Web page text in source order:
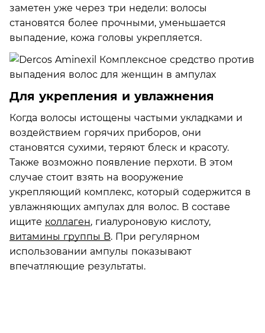
заметен уже через три недели: волосы
становятся более прочными, уменьшается
выпадение, кожа головы укрепляется.
Для укрепления и увлажнения
Когда волосы истощены частыми укладками и
воздействием горячих приборов, они
становятся сухими, теряют блеск и красоту.
Также возможно появление перхоти. В этом
случае стоит взять на вооружение
укрепляющий комплекс, который содержится в
увлажняющих ампулах для волос. В составе
ищите коллаген, гиалуроновую кислоту,
витамины группы B. При регулярном
использовании ампулы показывают
впечатляющие результаты.